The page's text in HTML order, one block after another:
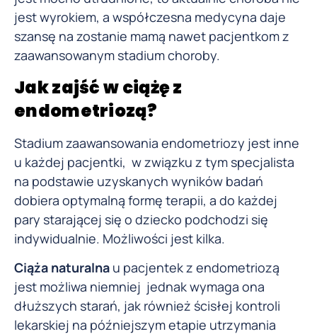
jest wyrokiem, a współczesna medycyna daje
szansę na zostanie mamą nawet pacjentkom z
zaawansowanym stadium choroby.
Jak zajść w ciążę z
endometriozą?
Stadium zaawansowania endometriozy jest inne
u każdej pacjentki, w związku z tym specjalista
na podstawie uzyskanych wyników badań
dobiera optymalną formę terapii, a do każdej
pary starającej się o dziecko podchodzi się
indywidualnie. Możliwości jest kilka.
Ciąża naturalna u pacjentek z endometriozą
jest możliwa niemniej jednak wymaga ona
dłuższych starań, jak również ścisłej kontroli
lekarskiej na późniejszym etapie utrzymania